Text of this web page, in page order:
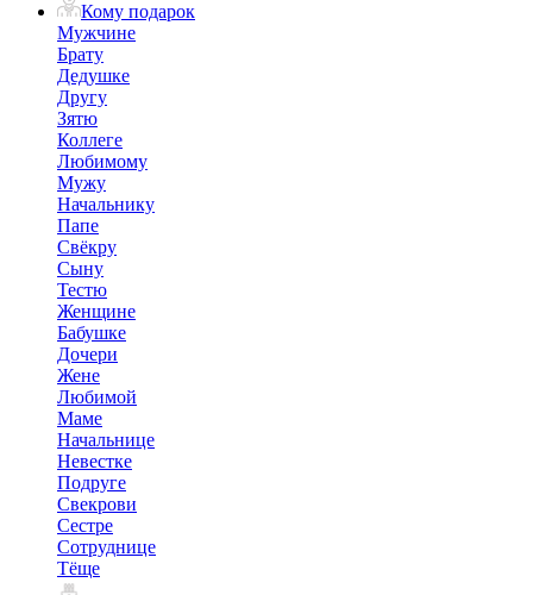
Кому подарок
Мужчине
Брату
Дедушке
Другу
Зятю
Коллеге
Любимому
Мужу
Начальнику
Папе
Свёкру
Сыну
Тестю
Женщине
Бабушке
Дочери
Жене
Любимой
Маме
Начальнице
Невестке
Подруге
Свекрови
Сестре
Сотруднице
Тёще